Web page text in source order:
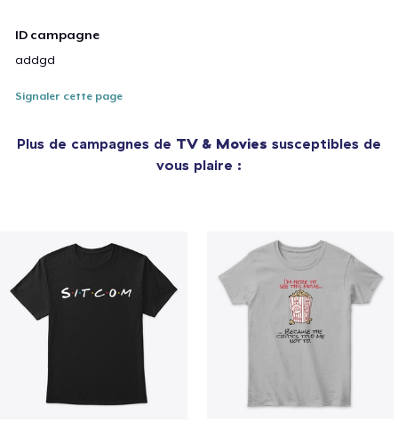
ID campagne
addgd
Signaler cette page
Plus de campagnes de TV & Movies susceptibles de
vous plaire :